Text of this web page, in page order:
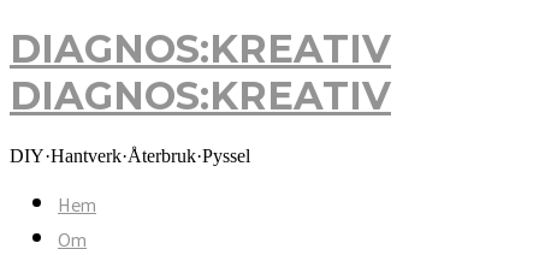
DIAGNOS:KREATIV
DIAGNOS:KREATIV
DIY·Hantverk·Återbruk·Pyssel
Hem
Om